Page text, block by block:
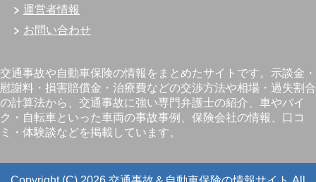
運営者情報
お問い合わせ
交通事故や自動車保険の情報をまとめたサイトです。示談金・
慰謝料・損害賠償金・治療費などの交渉方法や相場・過失割合
の計算法から、交通事故に強い専門弁護士の紹介、車やバイ
ク・自転車といった車両の事故事例、保険会社の情報、口コ
ミ・体験談などを掲載しています。